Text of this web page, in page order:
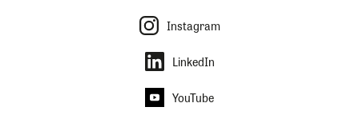
Instagram
LinkedIn
YouTube